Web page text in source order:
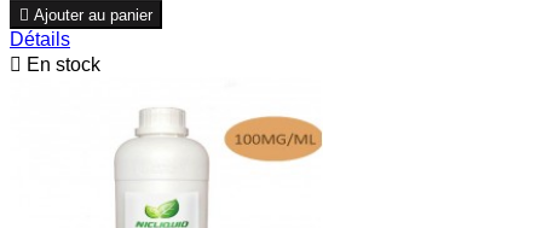
 Ajouter au panier
Détails
 En stock